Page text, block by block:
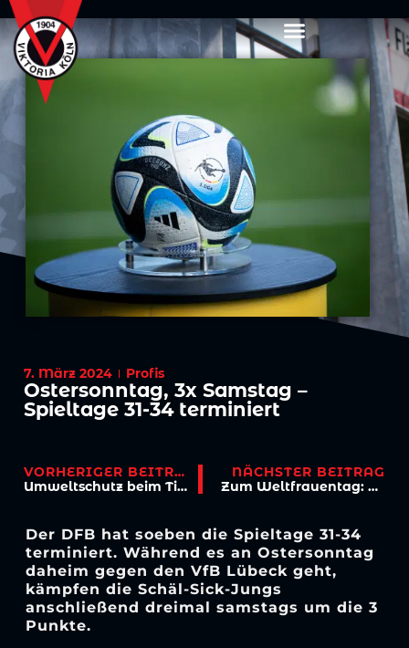
7. März 2024 Profis
Ostersonntag, 3x Samstag –
Spieltage 31-34 terminiert
VORHERIGER BEITRAG
Umweltschutz beim Ticketkauf: So helft ihr dem Kölner Wald
NÄCHSTER BEITRAG
Zum Weltfrauentag: Für 5€ zum Heimspiel gegen Mannheim!
Der DFB hat soeben die Spieltage 31-34
terminiert. Während es an Ostersonntag
daheim gegen den VfB Lübeck geht,
kämpfen die Schäl-Sick-Jungs
anschließend dreimal samstags um die 3
Punkte.